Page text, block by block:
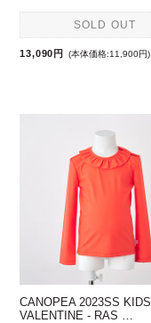
SOLD OUT
13,090円 (本体価格:11,900円)
CANOPEA 2023SS KIDS
VALENTINE - RAS …